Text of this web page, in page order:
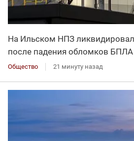
На Ильском НПЗ
после падения обломков БПЛА
Общество 21 минуту назад